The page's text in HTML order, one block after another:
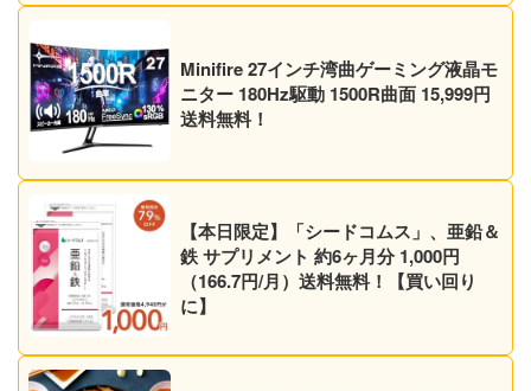
Minifire 27インチ湾曲ゲーミング液晶モ
ニター 180Hz駆動 1500R曲面 15,999円
送料無料！
【本日限定】「シードコムス」、亜鉛＆
鉄 サプリメント 約6ヶ月分 1,000円
（166.7円/月）送料無料！【買い回り
に】